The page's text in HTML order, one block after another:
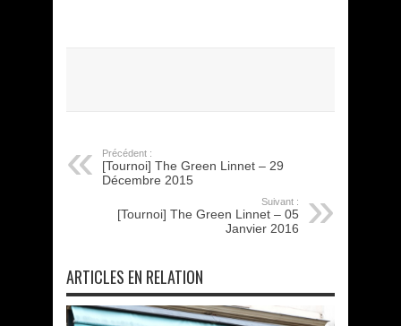
Précédent :
[Tournoi] The Green Linnet – 29
Décembre 2015
Suivant :
[Tournoi] The Green Linnet – 05
Janvier 2016
ARTICLES EN RELATION